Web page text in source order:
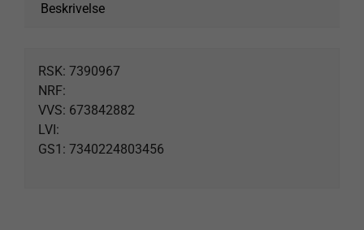
Beskrivelse
RSK: 7390967
NRF:
VVS: 673842882
LVI:
GS1: 7340224803456